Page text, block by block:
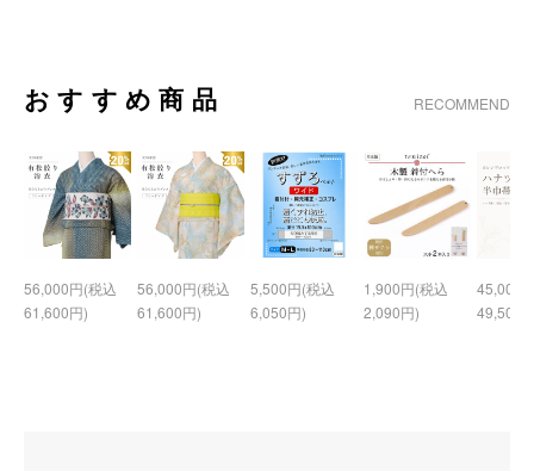
おすすめ商品 RECOMMEND
56,000円(税込
61,600円)
56,000円(税込
61,600円)
5,500円(税込
6,050円)
1,900円(税込
2,090円)
45,000
49,500